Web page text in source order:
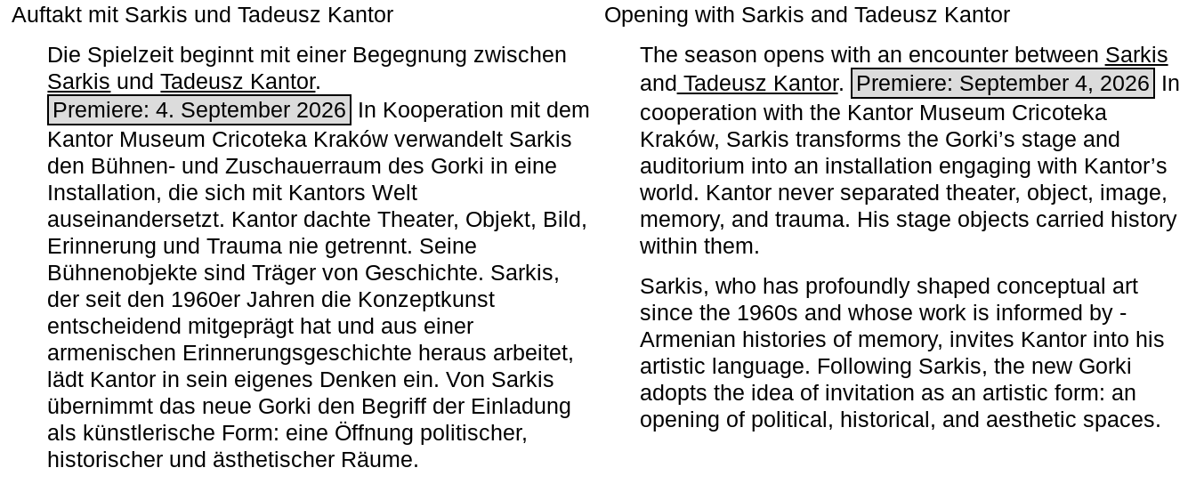
Auftakt mit Sarkis und Tadeusz Kantor
Die Spielzeit beginnt mit einer Begegnung zwischen
Sarkis undTadeusz Kantor.
Premiere: 4. September 2026 In Kooperation mit dem
Kantor Museum Cricoteka Kraków verwandelt Sarkis
den Bühnen- und Zuschauerraum des Gorki in eine
Installation, die sich mit Kantors Welt
auseinandersetzt. Kantor dachte Theater, Objekt, Bild,
Erinnerung und Trauma nie getrennt. Seine
Bühnenobjekte sind Träger von Geschichte. Sarkis,
der seit den 1960er Jahren die Konzeptkunst
entscheidend mitgeprägt hat und aus einer
armenischen ­Erinnerungsgeschichte heraus arbeitet,
lädt Kantor in sein eigenes Denken ein. Von Sarkis
übernimmt das neue Gorki den Begriff der Einladung
als künstlerische Form: eine Öffnung politischer,
historischer und ästhetischer Räume.
Opening with Sarkis and Tadeusz Kantor
The season opens with an encounter between Sarkis
and Tadeusz Kantor. Premiere: September 4, 2026 In
cooperation with the ­Kantor Museum Cricoteka
Kraków, Sarkis transforms the Gorki’s stage and
auditorium into an installation engaging with Kantor’s
world. Kantor never separated theater, object, image,
memory, and trauma. His stage objects carried history
within them.
Sarkis, who has profoundly shaped conceptual art
since the 1960s and whose work is informed by ­
Armenian histories of memory, invites Kantor into his
artistic language. Following Sarkis, the new Gorki
adopts the idea of invitation as an artistic form: an
opening of political, historical, and aesthetic spaces.